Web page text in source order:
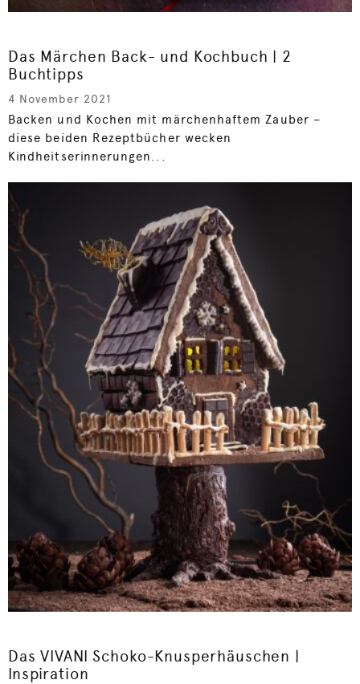
Das Märchen Back- und Kochbuch | 2
Buchtipps
4 November 2021
Backen und Kochen mit märchenhaftem Zauber –
diese beiden Rezeptbücher wecken
Kindheitserinnerungen...
Das VIVANI Schoko-Knusperhäuschen |
Inspiration